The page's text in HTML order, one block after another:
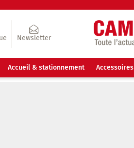
Newsletter
Accueil & stationnement Accessoires